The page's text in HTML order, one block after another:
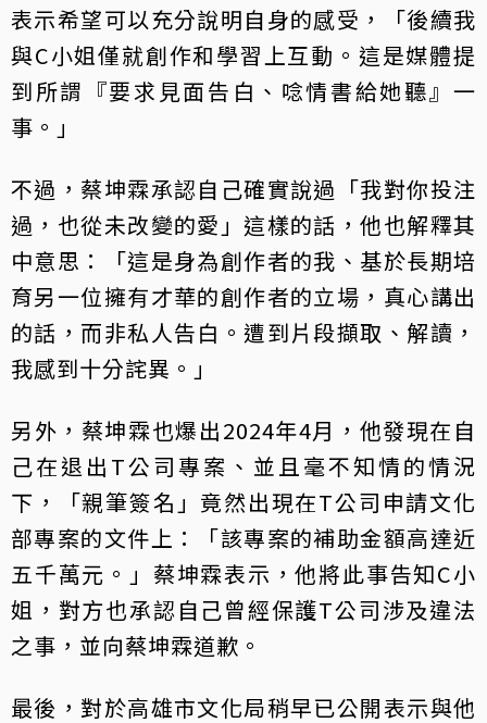
表示希望可以充分說明自身的感受，「後續我
與C小姐僅就創作和學習上互動。這是媒體提
到所謂『要求見面告白、唸情書給她聽』一
事。」
不過，蔡坤霖承認自己確實說過「我對你投注
過，也從未改變的愛」這樣的話，他也解釋其
中意思：「這是身為創作者的我、基於長期培
育另一位擁有才華的創作者的立場，真心講出
的話，而非私人告白。遭到片段擷取、解讀，
我感到十分詫異。」
另外，蔡坤霖也爆出2024年4月，他發現在自
己在退出T公司專案、並且毫不知情的情況
下，「親筆簽名」竟然出現在T公司申請文化
部專案的文件上：「該專案的補助金額高達近
五千萬元。」蔡坤霖表示，他將此事告知C小
姐，對方也承認自己曾經保護T公司涉及違法
之事，並向蔡坤霖道歉。
最後，對於高雄市文化局稍早已公開表示與他